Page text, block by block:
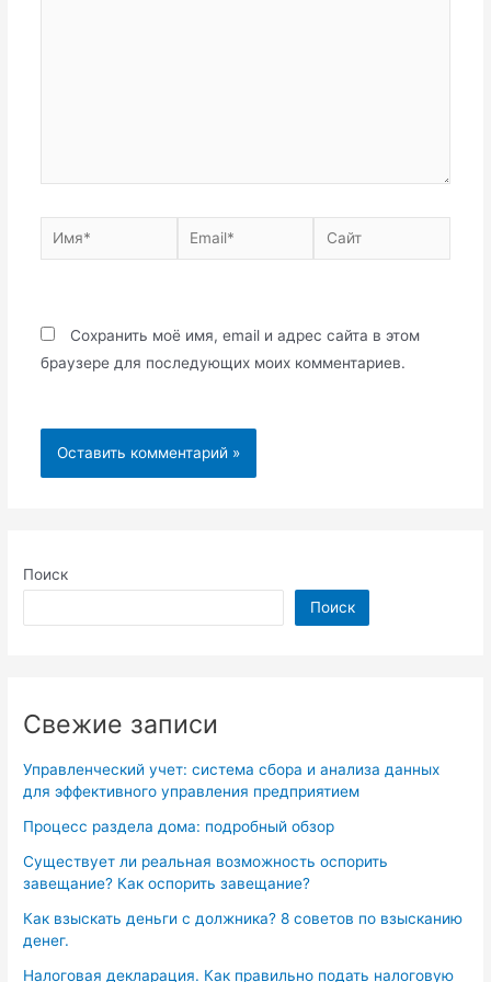
Поиск
Поиск
Свежие записи
Управленческий учет: система сбора и анализа данных
для эффективного управления предприятием
Процесс раздела дома: подробный обзор
Существует ли реальная возможность оспорить
завещание? Как оспорить завещание?
Как взыскать деньги с должника? 8 советов по взысканию
денег.
Налоговая декларация. Как правильно подать налоговую
Имя* Email* Сайт
Сохранить моё имя, email и адрес сайта в этом
браузере для последующих моих комментариев.